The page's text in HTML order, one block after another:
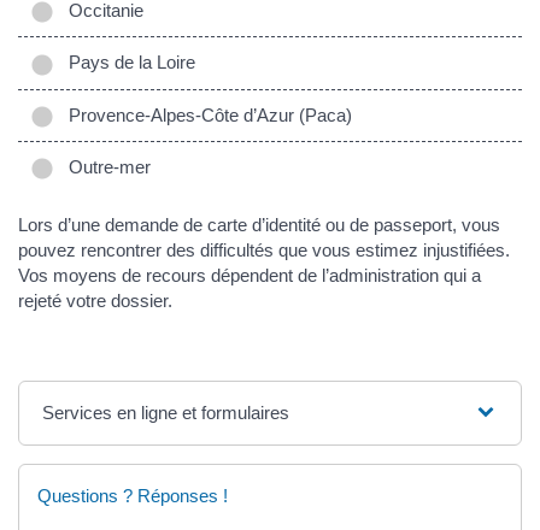
Occitanie
Pays de la Loire
Provence-Alpes-Côte d’Azur (Paca)
Outre-mer
Lors d’une demande de carte d’identité ou de passeport, vous
pouvez rencontrer des difficultés que vous estimez injustifiées.
Vos moyens de recours dépendent de l’administration qui a
rejeté votre dossier.
Services en ligne et formulaires
Questions ? Réponses !